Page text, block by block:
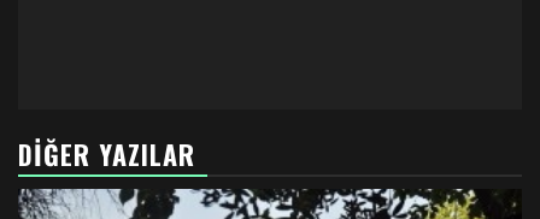
DIĞER YAZILAR